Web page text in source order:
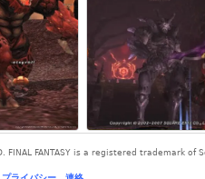
FINAL FANTASY is a registered trademark of